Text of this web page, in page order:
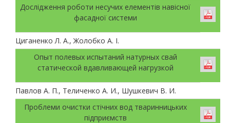
Дослідження роботи несучих елементів навісної
фасадної системи
Циганенко Л. А., Жолобко А. І.
Опыт полевых испытаний натурных свай
статической вдавливающей нагрузкой
Павлов А. П., Теличенко А. И., Шушкевич В. И.
Проблеми очистки стічних вод тваринницьких
підприємств